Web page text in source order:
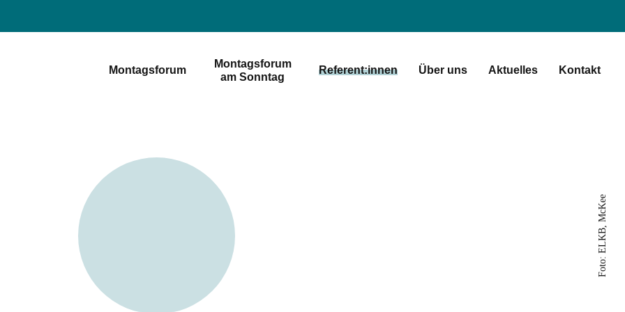
Montagsforum
Montagsforum
am Sonntag
Referent:innen Über uns Aktuelles Kontakt
Foto: ELKB, McKee